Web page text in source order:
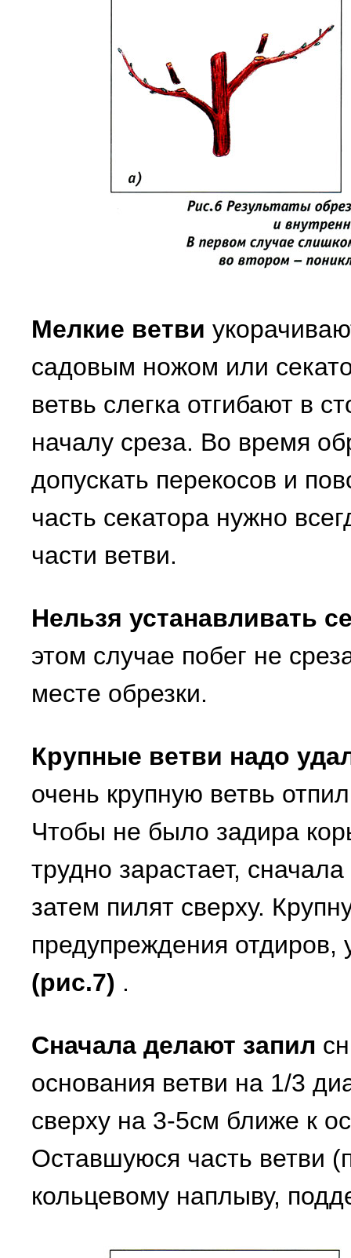
Мелкие ветви
садовым ножом или
ветвь слегка отгибают в
началу среза. Во время
допускать перекосов и
часть секатора нужно
части ветви.
Нельзя устанавливать
этом случае побег не
месте обрезки.
Крупные ветви надо
очень крупную ветвь
Чтобы не было задира
трудно зарастает,
затем пилят сверху.
предупреждения отдиров,
(рис.7) .
Сначала делают запил
основания ветви на 1/3
сверху на 3-5см ближе к
Оставшуюся часть ветви
кольцевому наплыву,